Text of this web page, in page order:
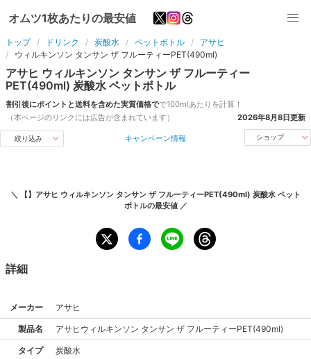
オムツ1枚あたりの最安値
トップ ドリンク 炭酸水 ペットボトル
アサヒ
ウィルキンソン タンサン ザ フルーティーPET(490ml)
アサヒ ウィルキンソン タンサン ザ フルーティー
PET(490ml) 炭酸水 ペットボトル
割引後にポイントと送料を含めた実質価格でで100mlあたりを計算！
（本ページのリンクには広告が含まれています）
2026年8月8日更新
絞り込み キャンペーン情報 ショップ
＼
【】アサヒ ウィルキンソン タンサン ザ フルーティーPET(490ml) 炭酸水 ペット
ボトルの最安値 ／
詳細
メーカー アサヒ
製品名 アサヒ ウィルキンソン タンサン ザ フルーティーPET(490ml)
タイプ 炭酸水